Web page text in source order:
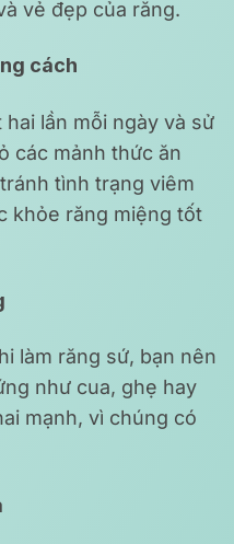
vẻ đẹp của răng.
cách
lần mỗi ngày và sử
các mảnh thức ăn
tình trạng viêm
khỏe răng miệng tốt
làm răng sứ, bạn nên
như cua, ghẹ hay
mạnh, vì chúng có